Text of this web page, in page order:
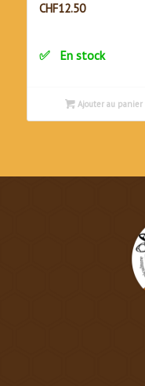
CHF12.50
En stock
Ajouter au panier